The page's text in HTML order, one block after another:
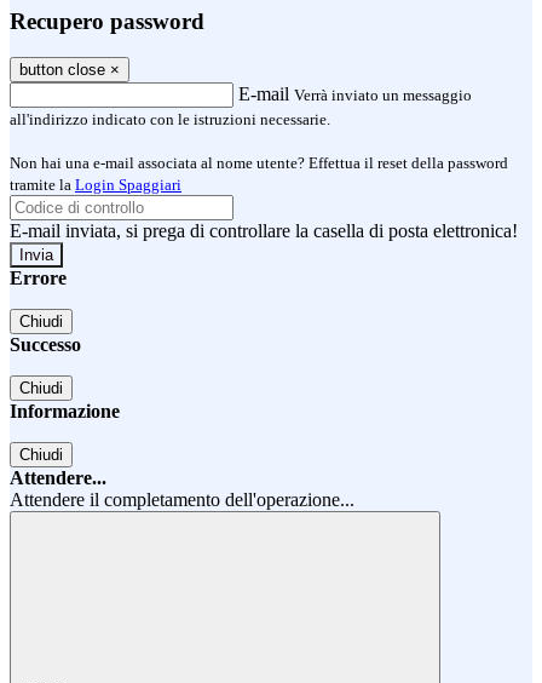
Recupero password
button close ×
E-mail Verrà inviato un messaggio
all'indirizzo indicato con le istruzioni necessarie.
Non hai una e-mail associata al nome utente? Effettua il reset della password
tramite la Login Spaggiari
E-mail inviata, si prega di controllare la casella di posta elettronica!
Errore
Chiudi
Successo
Chiudi
Informazione
Chiudi
Attendere...
Attendere il completamento dell'operazione...